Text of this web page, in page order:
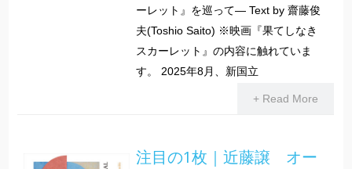
ーレット』を巡って― Text by 齋藤俊
夫(Toshio Saito) ※映画『果てしなき
スカーレット』の内容に触れていま
す。 2025年8月、新国立
+ Read More
注目の1枚｜近藤譲 オー